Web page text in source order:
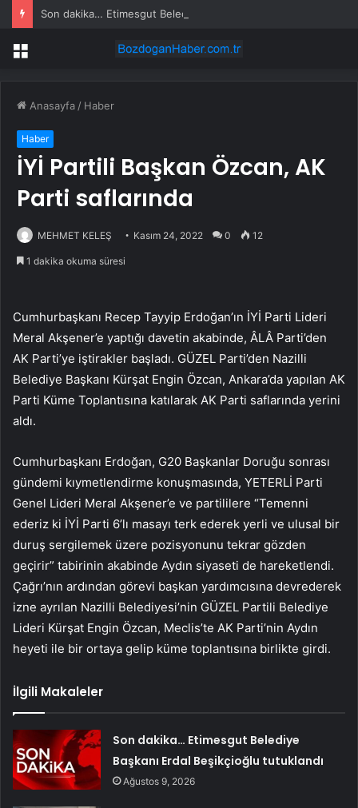
Menü
Anasayfa / Haber
Haber
İYİ Partili Başkan Özcan, AK
Parti saflarında
MEHMET KELEŞ Kasım 24, 2022 0 12
1 dakika okuma süresi
Cumhurbaşkanı Recep Tayyip Erdoğan’ın İYİ Parti Lideri
Meral Akşener’e yaptığı davetin akabinde, ÂLÂ Parti’den
AK Parti’ye iştirakler başladı. GÜZEL Parti’den Nazilli
Belediye Başkanı Kürşat Engin Özcan, Ankara’da yapılan AK
Parti Küme Toplantısına katılarak AK Parti saflarında yerini
aldı.
Cumhurbaşkanı Erdoğan, G20 Başkanlar Doruğu sonrası
gündemi kıymetlendirme konuşmasında, YETERLİ Parti
Genel Lideri Meral Akşener’e ve partililere “Temenni
ederiz ki İYİ Parti 6’lı masayı terk ederek yerli ve ulusal bir
duruş sergilemek üzere pozisyonunu tekrar gözden
geçirir” tabirinin akabinde Aydın siyaseti de hareketlendi.
Çağrı’nın ardından görevi başkan yardımcısına devrederek
izne ayrılan Nazilli Belediyesi’nin GÜZEL Partili Belediye
Lideri Kürşat Engin Özcan, Meclis’te AK Parti’nin Aydın
heyeti ile bir ortaya gelip küme toplantısına birlikte girdi.
İlgili Makaleler
Son dakika… Etimesgut Belediye
Başkanı Erdal Beşikçioğlu tutuklandı
Ağustos 9, 2026